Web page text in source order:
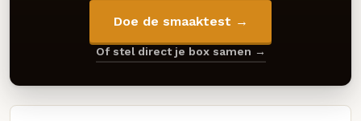
Doe de smaaktest →
Of stel direct je box samen →